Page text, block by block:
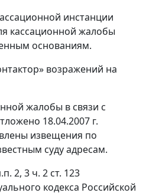
инстанции
кассационной жалобы
основаниям.
возражений на
жалобы в связи с
18.04.2007 г.
извещения по
суду адресам.
2, 3 ч. 2 ст. 123
кодекса Российской